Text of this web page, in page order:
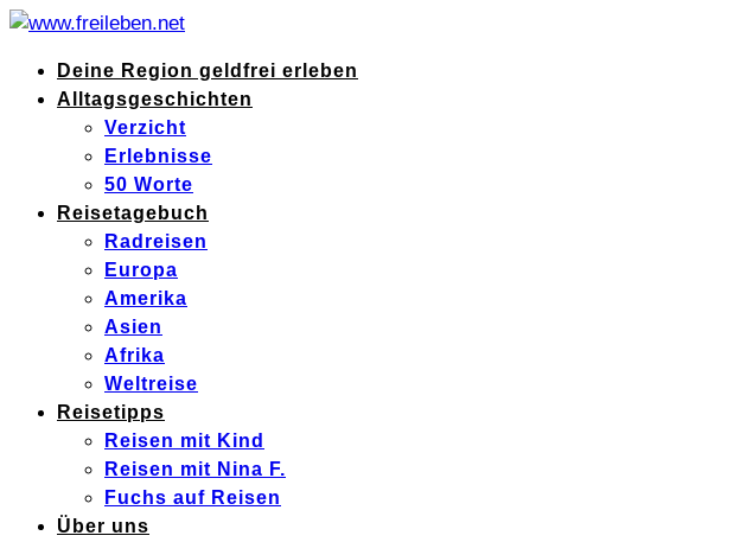
Deine Region geldfrei erleben
Alltagsgeschichten
Verzicht
Erlebnisse
50 Worte
Reisetagebuch
Radreisen
Europa
Amerika
Asien
Afrika
Weltreise
Reisetipps
Reisen mit Kind
Reisen mit Nina F.
Fuchs auf Reisen
Über uns